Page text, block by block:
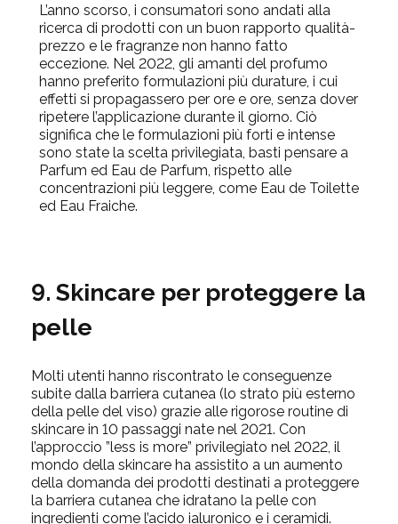
L’anno scorso, i consumatori sono andati alla
ricerca di prodotti con un buon rapporto qualità-
prezzo e le fragranze non hanno fatto
eccezione. Nel 2022, gli amanti del profumo
hanno preferito formulazioni più durature, i cui
effetti si propagassero per ore e ore, senza dover
ripetere l’applicazione durante il giorno. Ciò
significa che le formulazioni più forti e intense
sono state la scelta privilegiata, basti pensare a
Parfum ed Eau de Parfum, rispetto alle
concentrazioni più leggere, come Eau de Toilette
ed Eau Fraiche.
9. Skincare per proteggere la
pelle
Molti utenti hanno riscontrato le conseguenze
subite dalla barriera cutanea (lo strato più esterno
della pelle del viso) grazie alle rigorose routine di
skincare in 10 passaggi nate nel 2021. Con
l’approccio ”less is more” privilegiato nel 2022, il
mondo della skincare ha assistito a un aumento
della domanda dei prodotti destinati a proteggere
la barriera cutanea che idratano la pelle con
ingredienti come l’acido ialuronico e i ceramidi.